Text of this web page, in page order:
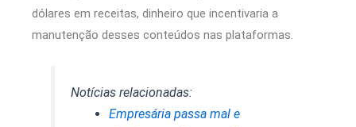
dólares em receitas, dinheiro que incentivaria a
manutenção desses conteúdos nas plataformas.
Notícias relacionadas:
Empresária passa mal e